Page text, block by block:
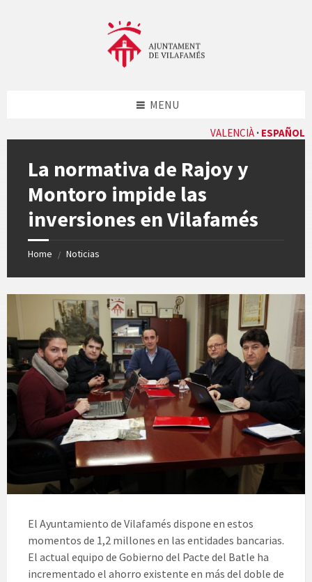
VALENCIÀ ESPAÑOL
MENU
La normativa de Rajoy y
Montoro impide las
inversiones en Vilafamés
Home / Noticias
El Ayuntamiento de Vilafamés dispone en estos
momentos de 1,2 millones en las entidades bancarias.
El actual equipo de Gobierno del Pacte del Batle ha
incrementado el ahorro existente en más del doble de